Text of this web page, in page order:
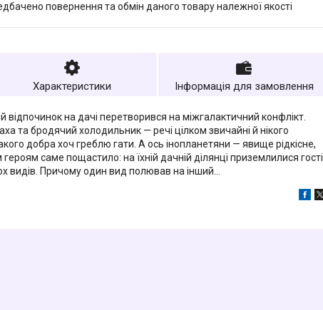
повернення та обмін даного товару належної якості
Характеристики Інформація для замовлення
відпочинок на дачі перетворився на міжгалактичний конфлікт.
та бродячий холодильник — речі цілком звичайні й нікого
добра хоч греблю гати. А ось інопланетяни — явище рідкісне,
саме пощастило: на їхній дачній ділянці приземлилися гості
видів. Причому один вид полював на інший...